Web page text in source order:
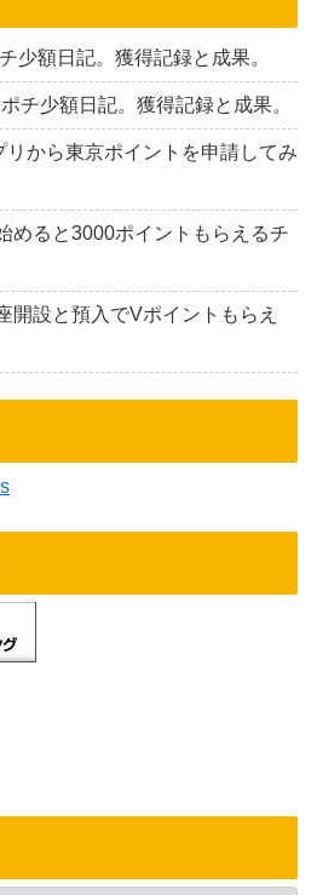
少額日記。獲得記録と成果。
チ少額日記。獲得記録と成果。
リから東京ポイントを申請してみ
めると3000ポイントもらえるチ
開設と預入でVポイントもらえ